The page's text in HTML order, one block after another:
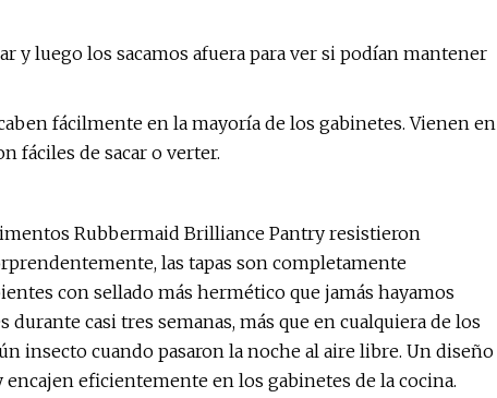
y luego los sacamos afuera para ver si podían mantener
fácilmente en la mayoría de los gabinetes. Vienen en
fáciles de sacar o verter.
Rubbermaid Brilliance Pantry resistieron
las tapas son completamente
con sellado más hermético que jamás hayamos
casi tres semanas, más que en cualquiera de los
insecto cuando pasaron la noche al aire libre. Un diseño
eficientemente en los gabinetes de la cocina.